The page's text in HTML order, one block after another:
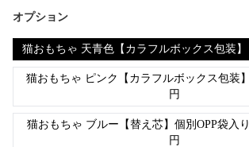
オプション
猫おもちゃ 天青色【カラフルボックス包装】
猫おもちゃ ピンク【カラフルボックス包装】
円
猫おもちゃ ブルー【替え芯】個別OPP袋入り
円